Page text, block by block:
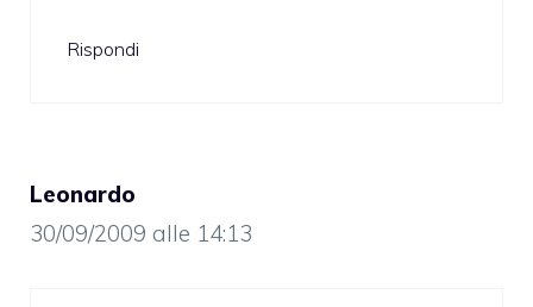
Rispondi
Leonardo
30/09/2009 alle 14:13